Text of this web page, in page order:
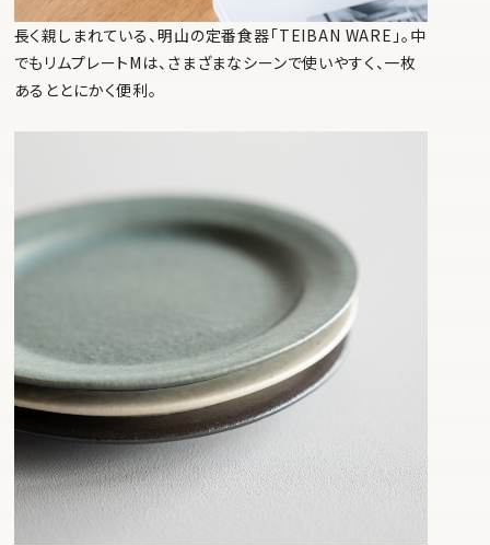
長く親しまれている、明山の定番食器「TEIBAN WARE」。中
でもリムプレートMは、さまざまなシーンで使いやすく、一枚
あるととにかく便利。